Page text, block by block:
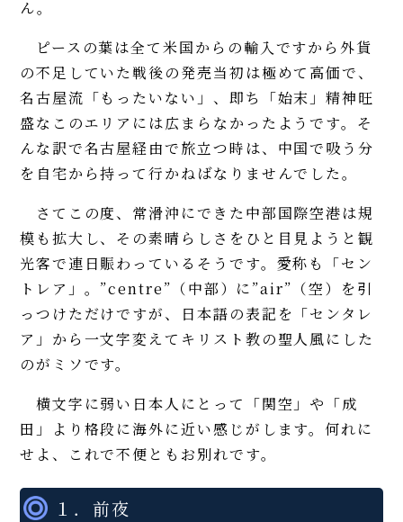
ん。
ピースの葉は全て米国からの輸入ですから外貨
の不足していた戦後の発売当初は極めて高価で、
名古屋流「もったいない」、即ち「始末」精神旺
盛なこのエリアには広まらなかったようです。そ
んな訳で名古屋経由で旅立つ時は、中国で吸う分
を自宅から持って行かねばなりませんでした。
さてこの度、常滑沖にできた中部国際空港は規
模も拡大し、その素晴らしさをひと目見ようと観
光客で連日賑わっているそうです。愛称も「セン
トレア」。”centre”（中部）に”air”（空）を引
っつけただけですが、日本語の表記を「センタレ
ア」から一文字変えてキリスト教の聖人風にした
のがミソです。
横文字に弱い日本人にとって「関空」や「成
田」より格段に海外に近い感じがします。何れに
せよ、これで不便ともお別れです。
１．前夜